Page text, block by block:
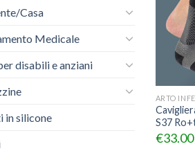
Casa
Medicale
disabili e anziani
in silicone
ARTO
S37
€33.00